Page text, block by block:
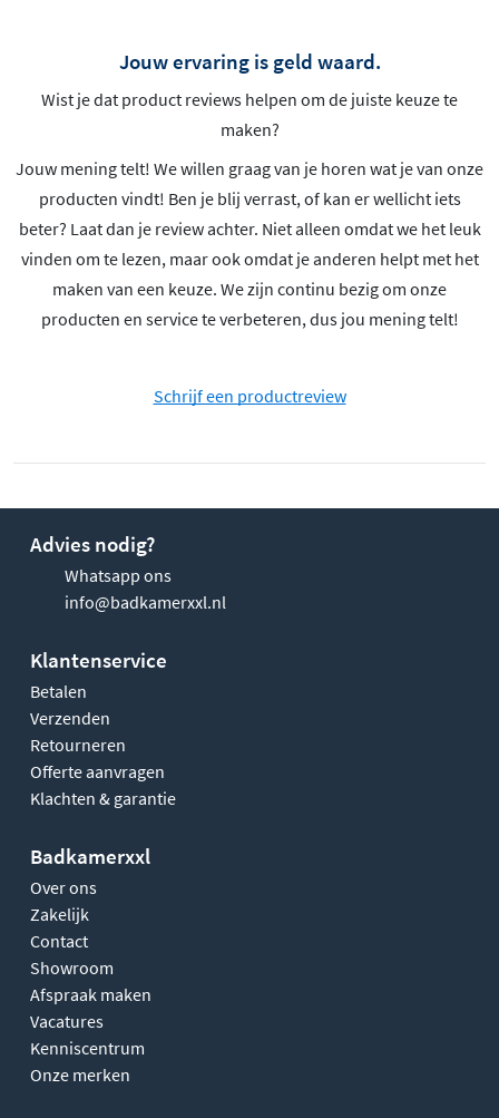
Jouw ervaring is geld waard.
Wist je dat product reviews helpen om de juiste keuze te
maken?
Jouw mening telt! We willen graag van je horen wat je van onze
producten vindt! Ben je blij verrast, of kan er wellicht iets
beter? Laat dan je review achter. Niet alleen omdat we het leuk
vinden om te lezen, maar ook omdat je anderen helpt met het
maken van een keuze. We zijn continu bezig om onze
producten en service te verbeteren, dus jou mening telt!
Schrijf een productreview
Advies nodig?
Whatsapp ons
info@badkamerxxl.nl
Klantenservice
Betalen
Verzenden
Retourneren
Offerte aanvragen
Klachten & garantie
Badkamerxxl
Over ons
Zakelijk
Contact
Showroom
Afspraak maken
Vacatures
Kenniscentrum
Onze merken